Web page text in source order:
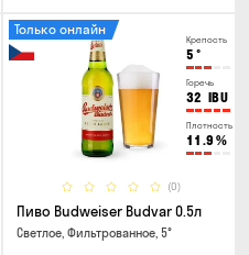
Крепость
5 °
Горечь
32 IBU
Плотность
11.9 %
(0)
Только онлайн
Пиво Budweiser Budvar 0.5л
Светлое, Фильтрованное, 5°